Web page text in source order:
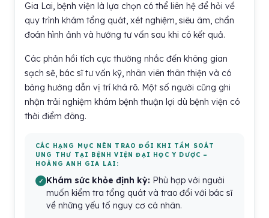
Gia Lai, bệnh viện là lựa chọn có thể liên hệ để hỏi về
quy trình khám tổng quát, xét nghiệm, siêu âm, chẩn
đoán hình ảnh và hướng tư vấn sau khi có kết quả.
Các phản hồi tích cực thường nhắc đến không gian
sạch sẽ, bác sĩ tư vấn kỹ, nhân viên thân thiện và có
bảng hướng dẫn vị trí khá rõ. Một số người cũng ghi
nhận trải nghiệm khám bệnh thuận lợi dù bệnh viện có
thời điểm đông.
CÁC HẠNG MỤC NÊN TRAO ĐỔI KHI TẦM SOÁT
UNG THƯ TẠI BỆNH VIỆN ĐẠI HỌC Y DƯỢC –
HOÀNG ANH GIA LAI:
Khám sức khỏe định kỳ: Phù hợp với người
muốn kiểm tra tổng quát và trao đổi với bác sĩ
về những yếu tố nguy cơ cá nhân.